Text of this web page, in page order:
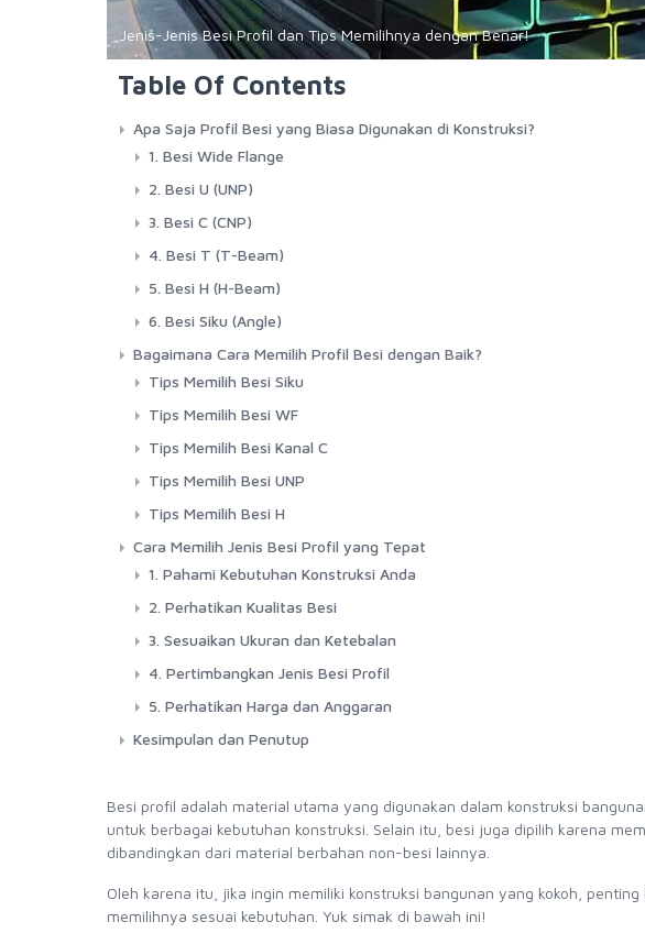
Jenis-Jenis Besi Profil dan Tips Memilihnya dengan Benar!
Table Of Contents
Apa Saja Profil Besi yang Biasa Digunakan di Konstruksi?
1. Besi Wide Flange
2. Besi U (UNP)
3. Besi C (CNP)
4. Besi T (T-Beam)
5. Besi H (H-Beam)
6. Besi Siku (Angle)
Bagaimana Cara Memilih Profil Besi dengan Baik?
Tips Memilih Besi Siku
Tips Memilih Besi WF
Tips Memilih Besi Kanal C
Tips Memilih Besi UNP
Tips Memilih Besi H
Cara Memilih Jenis Besi Profil yang Tepat
1. Pahami Kebutuhan Konstruksi Anda
2. Perhatikan Kualitas Besi
3. Sesuaikan Ukuran dan Ketebalan
4. Pertimbangkan Jenis Besi Profil
5. Perhatikan Harga dan Anggaran
Kesimpulan dan Penutup
Besi profil adalah material utama yang digunakan dalam konstruksi
untuk berbagai kebutuhan konstruksi. Selain itu, besi juga dipilih karena
dibandingkan dari material berbahan non-besi lainnya.
Oleh karena itu, jika ingin memiliki konstruksi bangunan yang kokoh,
memilihnya sesuai kebutuhan. Yuk simak di bawah ini!